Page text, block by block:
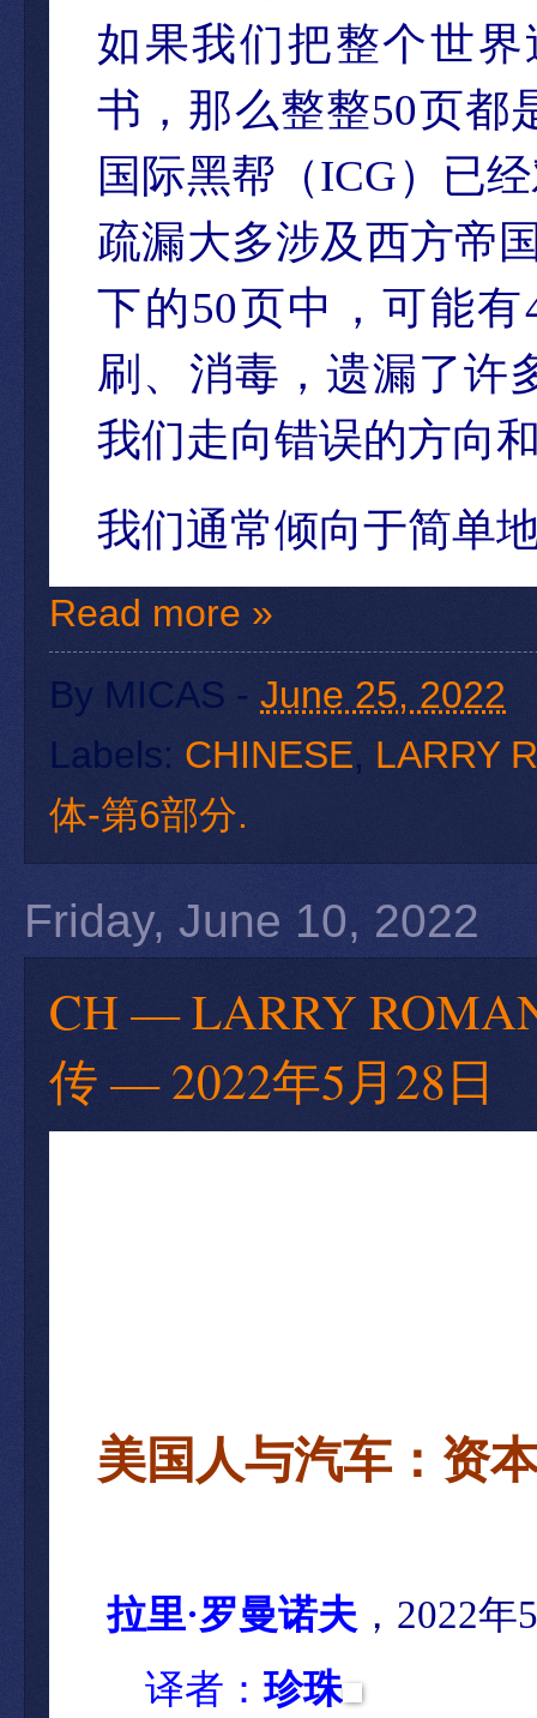
如果我们把整个世
书，那么整整50页都
国际黑帮（ICG）已
疏漏大多涉及西方帝
下的50页中，可能有
刷、消毒，遗漏了许
我们走向错误的方向
我们通常倾向于简单
Read more »
By MICAS - June 25, 2022
Labels: CHINESE, LARRY
体-第6部分.
Friday, June 10, 2022
CH — LARRY
传 — 2022年5月28日
美国人与汽车：资
拉里·罗曼诺夫 ，2022
译者：珍珠